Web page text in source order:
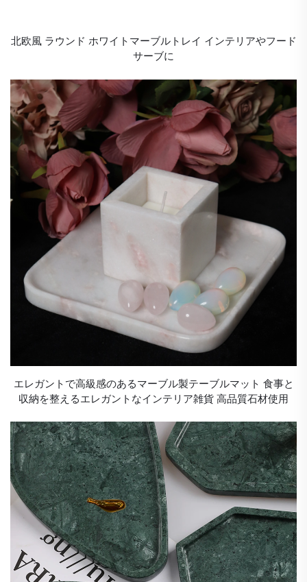
北欧風 ラウンド ホワイトマーブルトレイ インテリアやフード
サーブに
エレガントで高級感のあるマーブル製テーブルマット 食事と
収納を整えるエレガントなインテリア雑貨 高品質石材使用